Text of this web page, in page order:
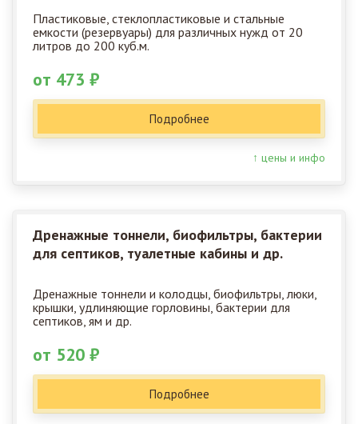
Пластиковые, стеклопластиковые и стальные
емкости (резервуары) для различных нужд от 20
литров до 200 куб.м.
от 473 ₽
Подробнее
↑ цены и инфо
Дренажные тоннели, биофильтры, бактерии
для септиков, туалетные кабины и др.
Дренажные тоннели и колодцы, биофильтры, люки,
крышки, удлиняющие горловины, бактерии для
септиков, ям и др.
от 520 ₽
Подробнее